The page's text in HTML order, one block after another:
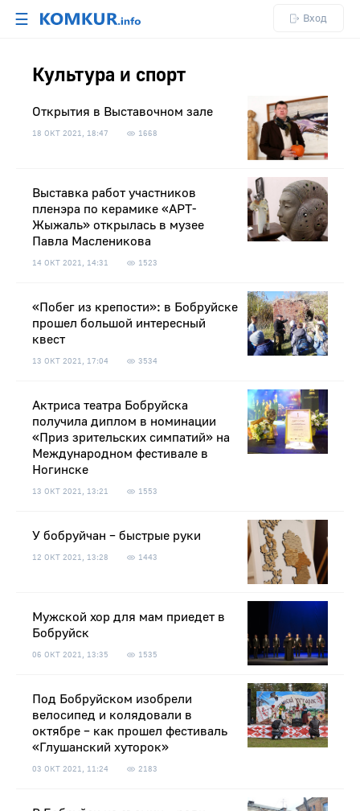
☰ Вход
Культура и спорт
Открытия в Выставочном зале
18 ОКТ 2021, 18:47 1668
Выставка работ участников
пленэра по керамике «АРТ-
Жыжаль» открылась в музее
Павла Масленикова
14 ОКТ 2021, 14:31 1523
«Побег из крепости»: в Бобруйске
прошел большой интересный
квест
13 ОКТ 2021, 17:04 3534
Актриса театра Бобруйска
получила диплом в номинации
«Приз зрительских симпатий» на
Международном фестивале в
Ногинске
13 ОКТ 2021, 13:21 1553
У бобруйчан – быстрые руки
12 ОКТ 2021, 13:28 1443
Мужской хор для мам приедет в
Бобруйск
06 ОКТ 2021, 13:35 1535
Под Бобруйском изобрели
велосипед и колядовали в
октябре – как прошел фестиваль
«Глушанский хуторок»
03 ОКТ 2021, 11:24 2183